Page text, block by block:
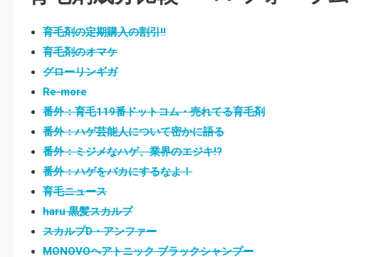
育毛剤の定期購入の割引!!
育毛剤のオマケ
グローリンギガ
Re-more
番外：育毛119番ドットコム・売れてる育毛剤
番外：ハゲ芸能人について密かに語る
番外：ミジメなハゲ、業界のエジキ!?
番外：ハゲをバカにするなよ！
育毛ニュース
haru 黒髪スカルプ
スカルプD・アンファー
MONOVOヘアトニック ブラックシャンプー